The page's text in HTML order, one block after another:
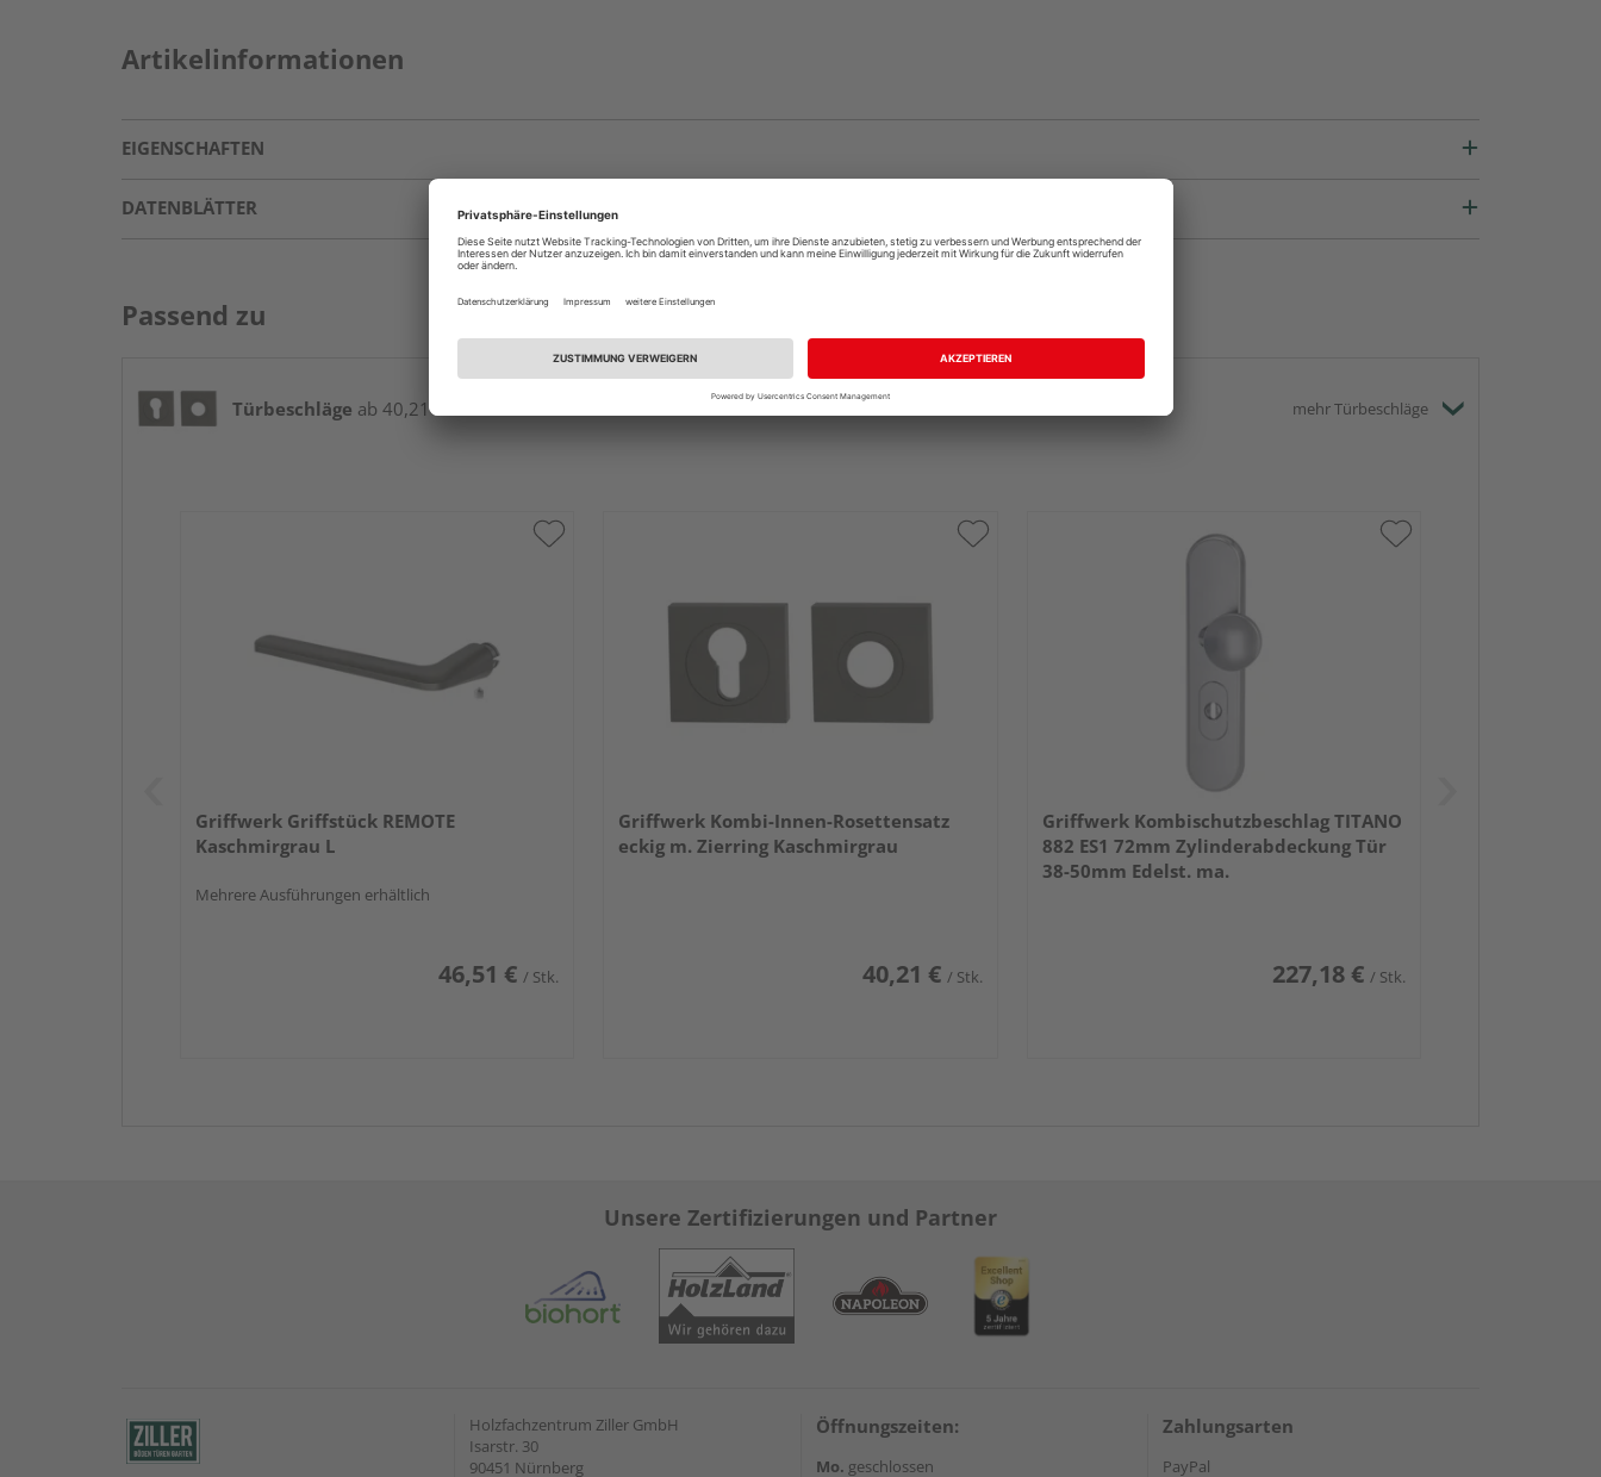
Artikelinformationen
EIGENSCHAFTEN
DATENBLÄTTER
Passend zu
Türbeschläge ab 40,21 € / Stk. mehr Türbeschläge
Griffwerk Griffstück REMOTE
Kaschmirgrau L
Mehrere Ausführungen erhältlich
46,51 € / Stk.
Griffwerk Kombi-Innen-Rosettensatz
eckig m. Zierring Kaschmirgrau
40,21 € / Stk.
Griffwerk Kombischutzbeschlag TITANO
882 ES1 72mm Zylinderabdeckung Tür
38-50mm Edelst. ma.
227,18 € / Stk.
Unsere Zertifizierungen und Partner
Holzfachzentrum Ziller GmbH
Isarstr. 30
90451 Nürnberg
Öffnungszeiten:
Mo. geschlossen
Zahlungsarten
PayPal